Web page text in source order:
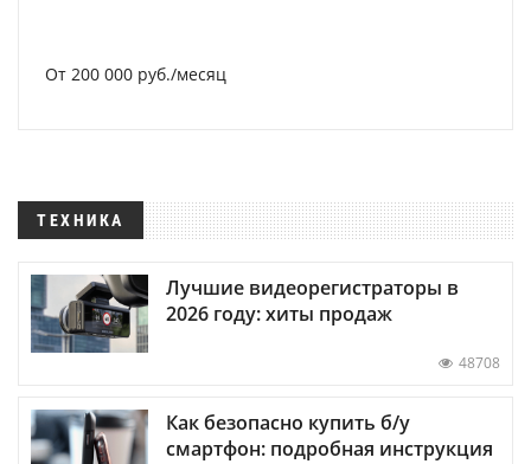
От 200 000 руб./месяц
ТЕХНИКА
Лучшие видеорегистраторы в
2026 году: хиты продаж
48708
Как безопасно купить б/у
смартфон: подробная инструкция